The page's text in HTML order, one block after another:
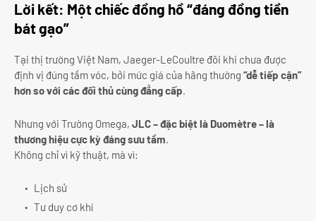
Lời kết: Một chiếc đồng hồ “đáng đồng tiền
bát gạo”
Tại thị trường Việt Nam, Jaeger-LeCoultre đôi khi chưa được
định vị đúng tầm vóc, bởi mức giá của hãng thường “dễ tiếp cận”
hơn so với các đối thủ cùng đẳng cấp.
Nhưng với Trường Omega, JLC – đặc biệt là Duomètre – là
thương hiệu cực kỳ đáng sưu tầm.
Không chỉ vì kỹ thuật, mà vì:
Lịch sử
Tư duy cơ khí